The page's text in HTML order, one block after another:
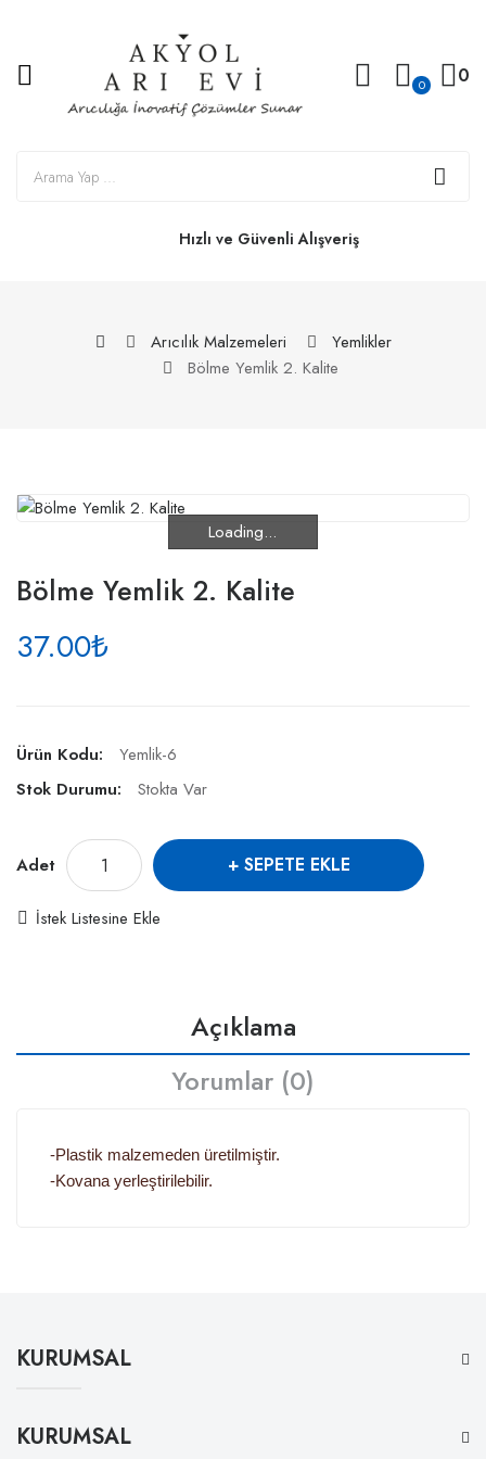
0 0
Hızlı ve Güvenli Alışveriş
Arıcılık Malzemeleri
Yemlikler
Bölme Yemlik 2. Kalite
Loading...
Loading...
Bölme Yemlik 2. Kalite
37.00₺
Ürün Kodu:
Yemlik-6
Stok Durumu:
Stokta Var
Adet SEPETE EKLE
İstek Listesine Ekle
Açıklama
Yorumlar (0)
-Plastik malzemeden üretilmiştir.
-Kovana yerleştirilebilir.
KURUMSAL
KURUMSAL